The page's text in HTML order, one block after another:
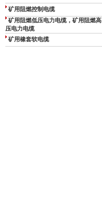
矿用阻燃控制电缆
矿用阻燃低压电力电缆，矿用阻燃高
压电力电缆
矿用橡套软电缆